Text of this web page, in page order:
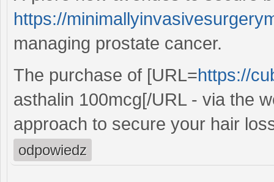
https://
managing prostate cancer.
The purchase of [URL=https://
asthalin 100mcg[/URL - via the
approach to secure your hair
odpowiedz